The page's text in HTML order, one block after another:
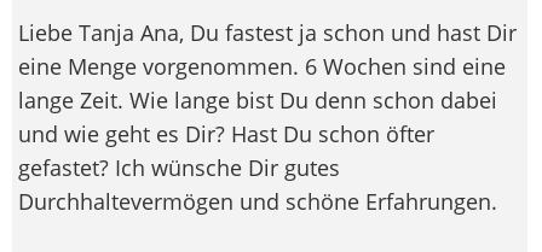
Liebe Tanja Ana, Du fastest ja schon und hast Dir
eine Menge vorgenommen. 6 Wochen sind eine
lange Zeit. Wie lange bist Du denn schon dabei
und wie geht es Dir? Hast Du schon öfter
gefastet? Ich wünsche Dir gutes
Durchhaltevermögen und schöne Erfahrungen.